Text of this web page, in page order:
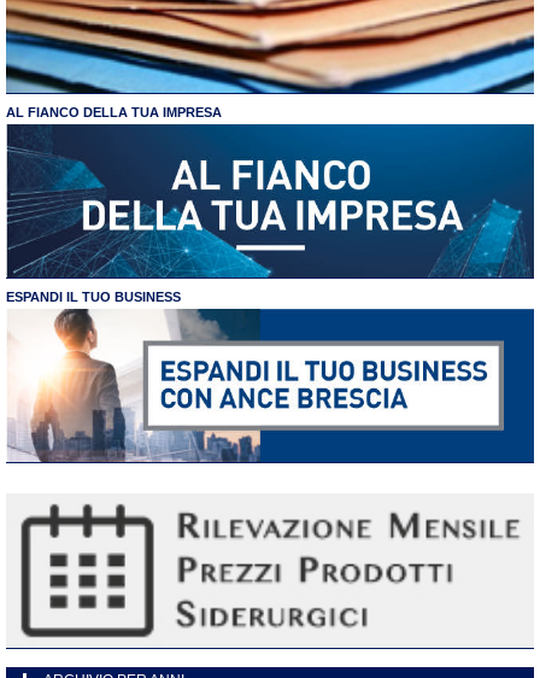
AL FIANCO DELLA TUA IMPRESA
ESPANDI IL TUO BUSINESS